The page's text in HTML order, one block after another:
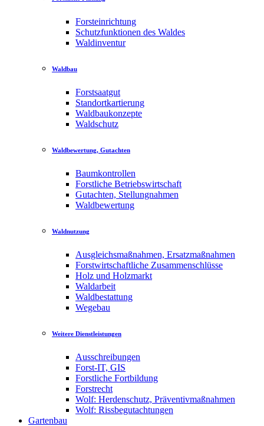
Forsteinrichtung
Schutzfunktionen des Waldes
Waldinventur
Waldbau
Forstsaatgut
Standortkartierung
Waldbaukonzepte
Waldschutz
Waldbewertung, Gutachten
Baumkontrollen
Forstliche Betriebswirtschaft
Gutachten, Stellungnahmen
Waldbewertung
Waldnutzung
Ausgleichsmaßnahmen, Ersatzmaßnahmen
Forstwirtschaftliche Zusammenschlüsse
Holz und Holzmarkt
Waldarbeit
Waldbestattung
Wegebau
Weitere Dienstleistungen
Ausschreibungen
Forst-IT, GIS
Forstliche Fortbildung
Forstrecht
Wolf: Herdenschutz, Präventivmaßnahmen
Wolf: Rissbegutachtungen
Gartenbau